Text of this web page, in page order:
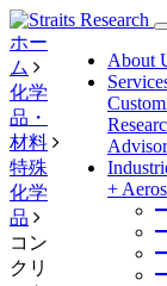
About
+
ホー
ム
化学
品・
材料
特殊
化学
品
コン
クリ